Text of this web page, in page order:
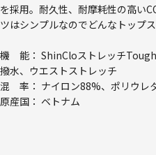
を採用。耐久性、耐摩耗性の高い
ツはシンプルなのでどんなトップ
機 能： ShinCloストレッチTough
撥水、ウエストストレッチ
混 率： ナイロン88%、ポリウレ
原産国： ベトナム